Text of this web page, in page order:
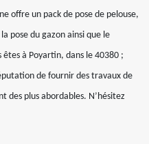
offre un pack de pose de pelouse,
pose du gazon ainsi que le
à Poyartin, dans le 40380 ;
de fournir des travaux de
des plus abordables. N’hésitez